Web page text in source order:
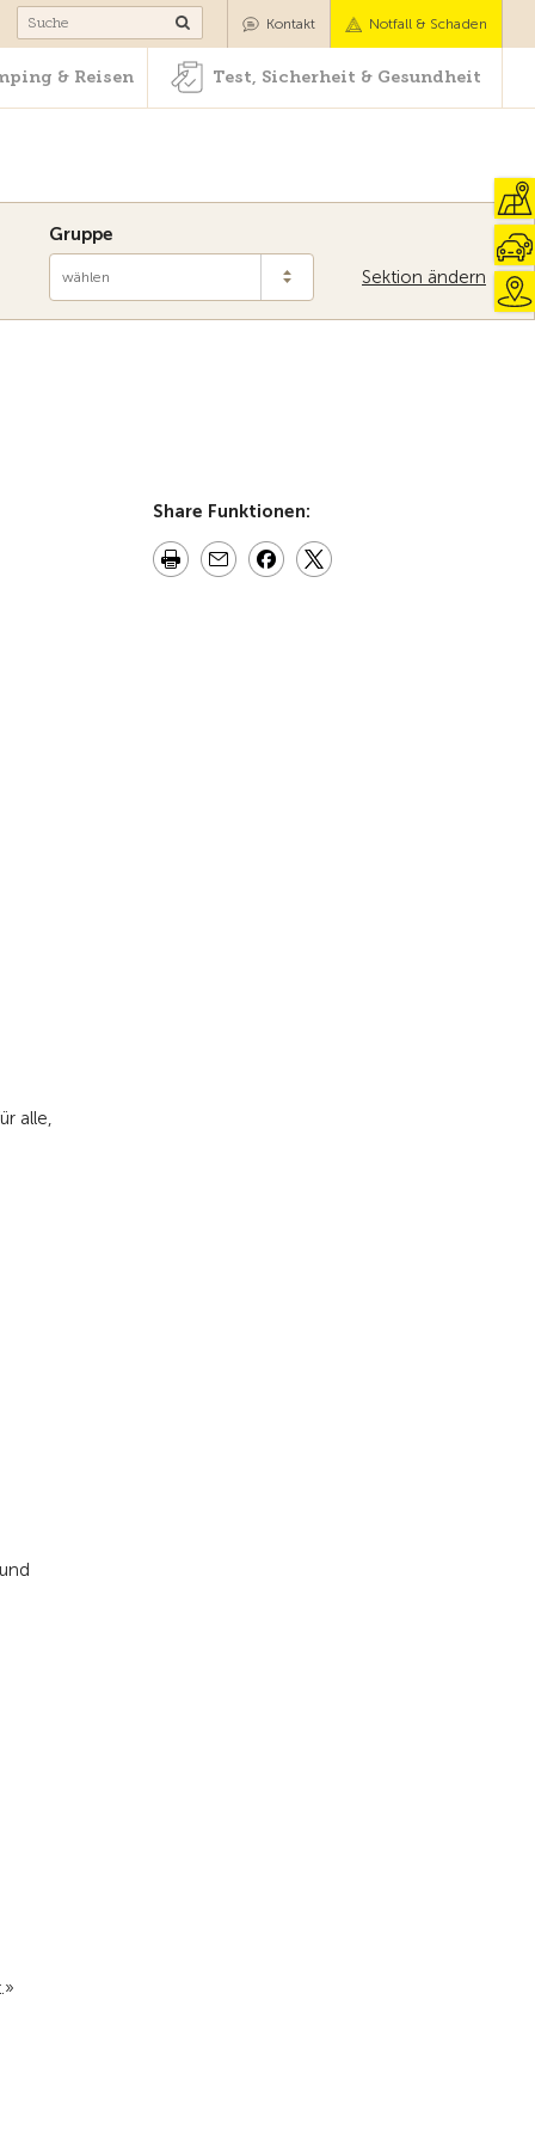
Camping & Reisen Test, Sicherheit & Gesundheit
Kontakt Notfall & Schaden
& Reisen Test, Sicherheit & Gesundheit
Sektion ändern
Gruppe
wählen
alle,
Share Funktionen: